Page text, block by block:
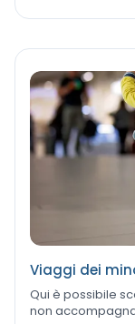
Viaggi dei
Qui è possibile
non